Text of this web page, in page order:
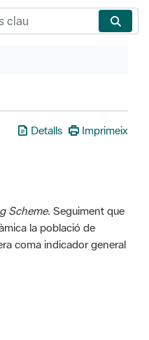
Detalls Imprimeix
Scheme. Seguiment que
la població de
coma indicador general
de les valoracions és de 0